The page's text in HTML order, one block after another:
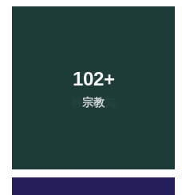
102+
宗教